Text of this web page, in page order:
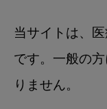
当サイトは、
です。一般の
りません。